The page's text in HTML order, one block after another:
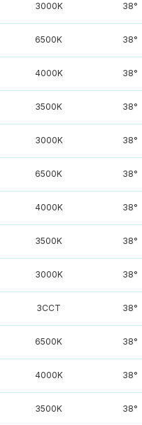
3000K 38°
6500K 38°
4000K 38°
3500K 38°
3000K 38°
6500K 38°
4000K 38°
3500K 38°
3000K 38°
3CCT 38°
6500K 38°
4000K 38°
3500K 38°